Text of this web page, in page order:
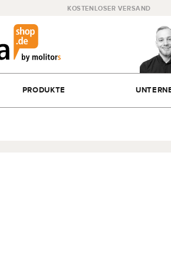
KOSTENLOSER VERSAND
PRODUKTE